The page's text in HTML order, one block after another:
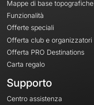
Mappe di base topografiche
Funzionalità
Offerte speciali
Offerta club e organizzatori
Offerta PRO Destinations
Carta regalo
Supporto
Centro assistenza